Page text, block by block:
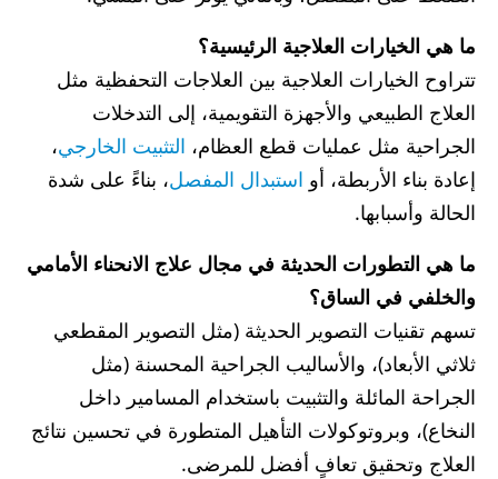
ما هي الخيارات العلاجية الرئيسية؟
تتراوح الخيارات العلاجية بين العلاجات التحفظية مثل
العلاج الطبيعي والأجهزة التقويمية، إلى التدخلات
الجراحية مثل عمليات قطع العظام، التثبيت الخارجي،
إعادة بناء الأربطة، أو استبدال المفصل، بناءً على شدة
الحالة وأسبابها.
ما هي التطورات الحديثة في مجال علاج الانحناء الأمامي
والخلفي في الساق؟
تسهم تقنيات التصوير الحديثة (مثل التصوير المقطعي
ثلاثي الأبعاد)، والأساليب الجراحية المحسنة (مثل
الجراحة المائلة والتثبيت باستخدام المسامير داخل
النخاع)، وبروتوكولات التأهيل المتطورة في تحسين نتائج
العلاج وتحقيق تعافٍ أفضل للمرضى.